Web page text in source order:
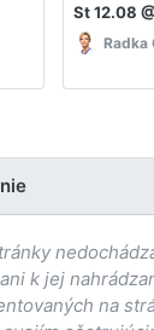
St 12.08
Radka
k jej
na